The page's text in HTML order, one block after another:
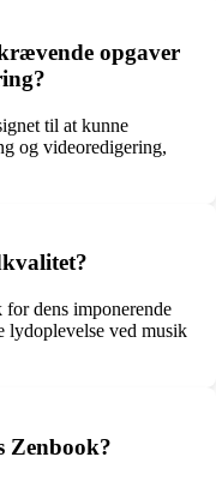
opgaver
til at kunne
og videoredigering,
for dens imponerende
lydoplevelse ved musik
Zenbook?